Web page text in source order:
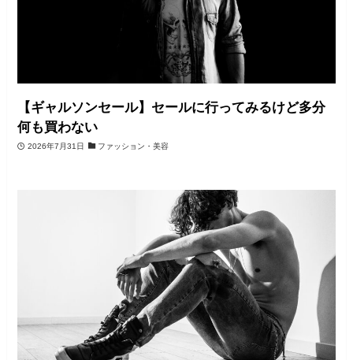
【ギャルソンセール】セールに行ってみるけど多分
何も買わない
2026年7月31日 ファッション・美容